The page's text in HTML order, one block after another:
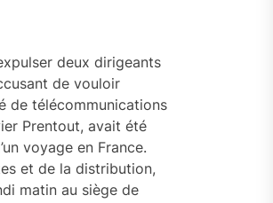
deux dirigeants
de vouloir
de télécommunications
Prentout, avait été
voyage en France.
et de la distribution,
matin au siège de